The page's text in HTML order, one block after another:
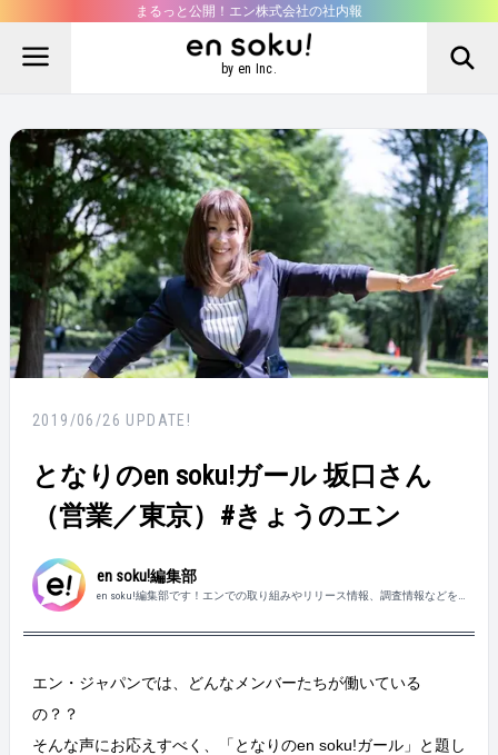
まるっと公開！エン株式会社の社内報
by en Inc.
2019/06/26 UPDATE!
となりのen soku!ガール 坂口さん
（営業／東京）#きょうのエン
en soku!編集部
en soku!編集部です！エンでの取り組みやリリース情報、調査情報などを
エン・ジャパンでは、どんなメンバーたちが働いている
の？？
そんな声にお応えすべく、「となりのen soku!ガール」と題し